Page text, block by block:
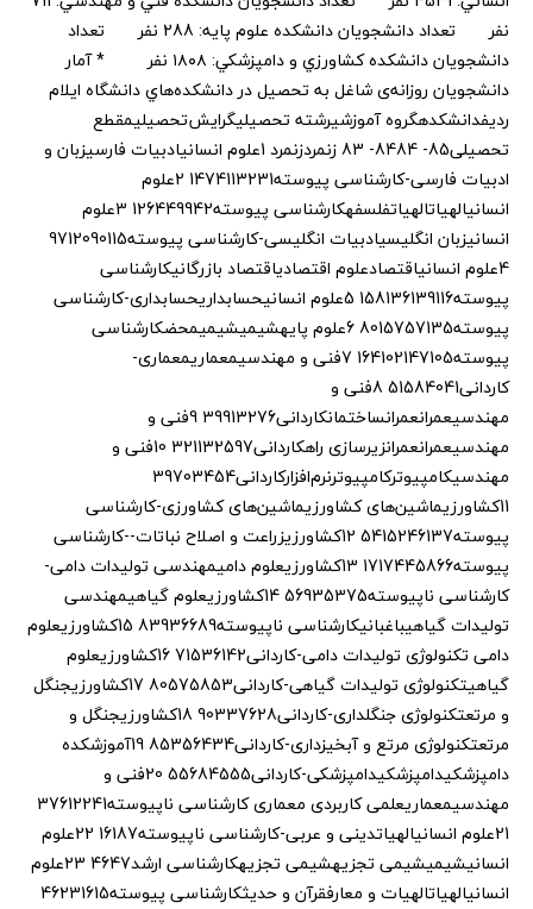
نفر تعداد دانشجويان دانشكده علوم پايه: 288 نفر تعداد
دانشجويان دانشكده كشاورزي و دامپزشكي: ۱۸۰۸ نفر * آمار
دانشجويان روزانه‌ی شاغل به تحصيل در دانشكده‌هاي دانشگاه ايلام
ردیفدانشکدهگروه آموزشیرشته تحصیلیگرایش‌تحصیلیمقطع
تحصیلی85- 8484- 83 زنمردزنمرد 1علوم انسانیادبیات فارسیزبان و
ادبیات فارسی-کارشناسی پیوسته1474113231 2علوم
انسانیالهیاتالهیاتفلسفهکارشناسی پیوسته126449942 3علوم
انسانیزبان انگلیسیادبیات انگلیسی-کارشناسی پیوسته9712090115
4علوم انسانیاقتصادعلوم اقتصادیاقتصاد بازرگانیکارشناسی
پیوسته158136139116 5علوم انسانیحسابداریحسابداری-کارشناسی
پیوسته8015757135 6علوم پایهشیمیشیمیمحضکارشناسی
پیوسته164102147105 7فنی و مهندسیمعماریمعماری-
کاردانی51584041 8فنی و
مهندسیعمرانعمرانساختمانکاردانی39913276 9فنی و
مهندسیعمرانعمرانزیرسازی راهکاردانی321132597 10فنی و
مهندسیکامپیوترکامپیوترنرم‌افزارکاردانی39703454
11کشاورزیماشین‌های کشاورزیماشین‌های کشاورزی-کارشناسی
پیوسته5415246137 12کشاورزیزراعت و اصلاح نباتات--کارشناسی
پیوسته1717445866 13کشاورزیعلوم دامیمهندسی تولیدات دامی-
کارشناسی ناپیوسته56935375 14کشاورزیعلوم گیاهیمهندسی
تولیدات گیاهیباغبانیکارشناسی ناپیوسته83936689 15کشاورزیعلوم
دامی تکنولوژی تولیدات دامی-کاردانی71536142 16کشاورزیعلوم
گیاهیتکنولوژی تولیدات گیاهی-کاردانی80575853 17کشاورزیجنگل
و مرتعتکنولوژی جنگلداری-کاردانی90337628 18کشاورزیجنگل و
مرتعتکنولوژی مرتع و آبخیزداری-کاردانی85356434 19آموزشکده
دامپزشکیدامپزشکیدامپزشکی-کاردانی55684555 20فنی و
مهندسیمعماریعلمی کاربردی معماری کارشناسی ناپیوسته37612241
21علوم انسانیالهیاتدینی و عربی-کارشناسی ناپیوسته16187 22علوم
انسانیشیمیشیمی تجزیهشیمی تجزیهکارشناسی ارشد4647 23علوم
انسانیالهیاتالهیات و معارفقرآن و حدیثکارشناسی پیوسته46231615